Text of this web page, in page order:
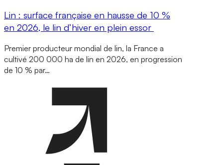
Lin : surface française en hausse de 10 %
en 2026, le lin d’hiver en plein essor
Premier producteur mondial de lin, la France a
cultivé 200 000 ha de lin en 2026, en progression
de 10 % par…